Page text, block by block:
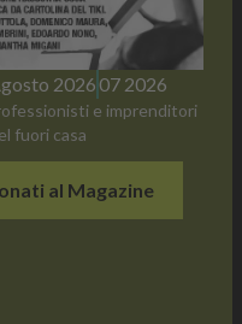
2026 07 2026
e imprenditori
fuori casa
al Magazine